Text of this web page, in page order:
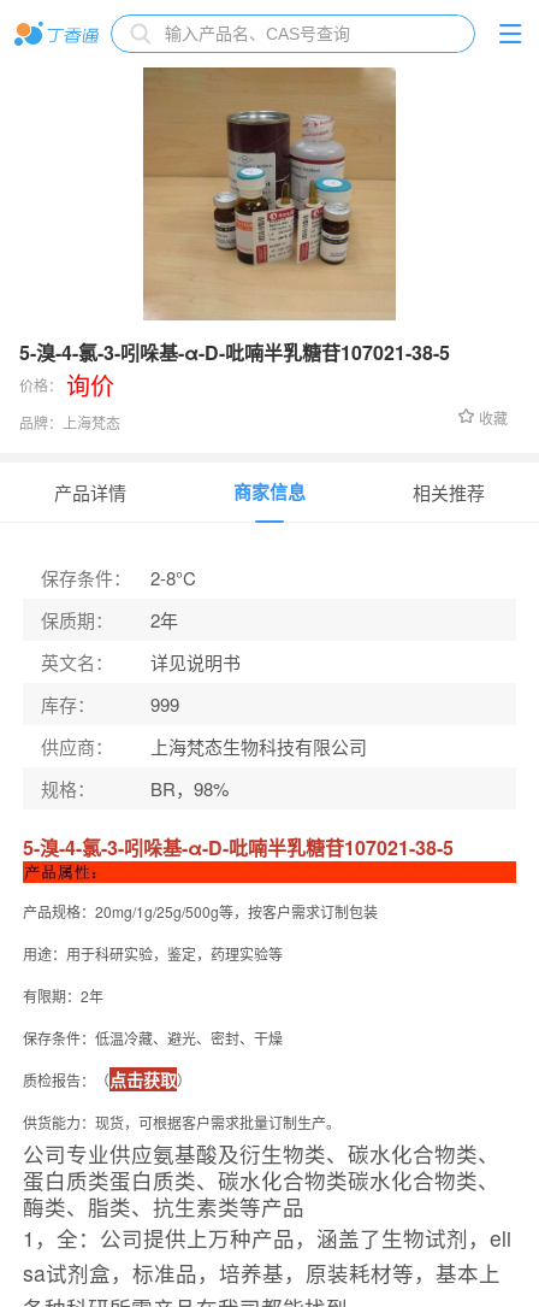
5-溴-4-氯-3-吲哚基-α-D-吡喃半乳糖苷107021-38-5
价格： 询价
品牌： 上海梵态 收藏
产品详情 商家信息 相关推荐
保存条件：
2-8°C
保质期：
2年
英文名：
详见说明书
库存：
999
供应商：
上海梵态生物科技有限公司
规格： BR，98%
5-溴-4-氯-3-吲哚基-α-D-吡喃半乳糖苷107021-38-5
产品规格：20mg/1g/25g/500g等，按客户需求订制包装
用途：用于科研实验，鉴定，药理实验等
有限期：2年
保存条件：低温冷藏、避光、密封、干燥
质检报告：（点击获取）
供货能力：现货，可根据客户需求批量订制生产。
公司专业供应氨基酸及衍生物类、碳水化合物类、
蛋白质类蛋白质类、碳水化合物类碳水化合物类、
酶类、脂类、抗生素类等产品
1，全：公司提供上万种产品，涵盖了生物试剂，eli
sa试剂盒，标准品，培养基，原装耗材等，基本上